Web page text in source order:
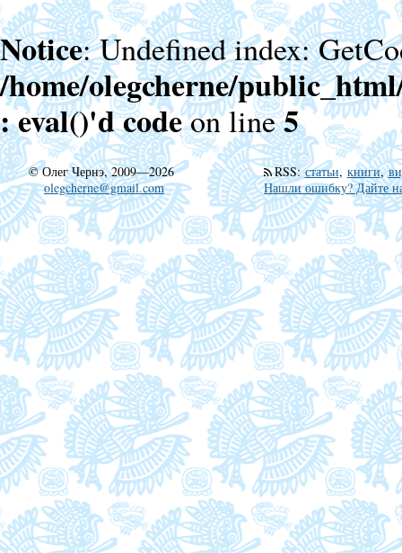
Notice: Undefined index:
/home/olegcherne/
: eval()'d codeon line5
©Олег Чернэ, 2009—2026
olegcherne@gmail.com
RSS:статьи, книги,
Нашли ошибку? Дайте